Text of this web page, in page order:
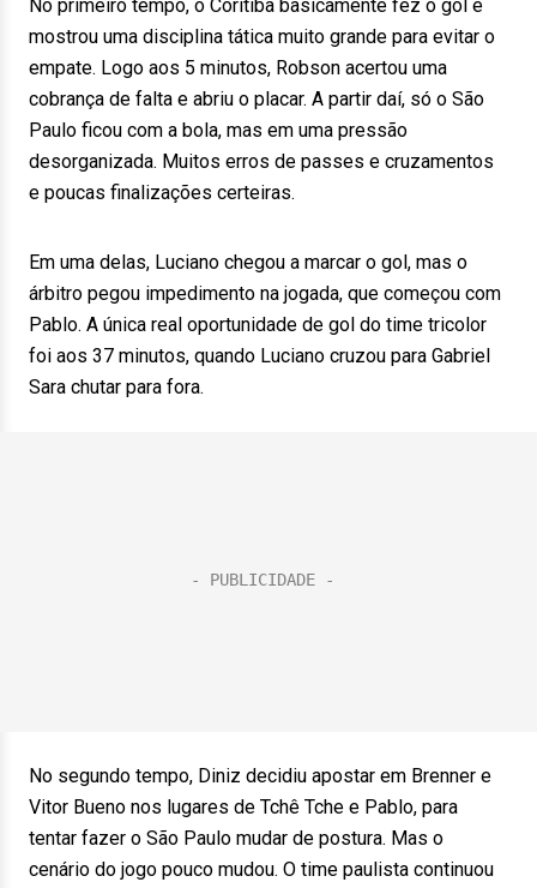
No primeiro tempo, o Coritiba basicamente fez o gol e
mostrou uma disciplina tática muito grande para evitar o
empate. Logo aos 5 minutos, Robson acertou uma
cobrança de falta e abriu o placar. A partir daí, só o São
Paulo ficou com a bola, mas em uma pressão
desorganizada. Muitos erros de passes e cruzamentos
e poucas finalizações certeiras.
Em uma delas, Luciano chegou a marcar o gol, mas o
árbitro pegou impedimento na jogada, que começou com
Pablo. A única real oportunidade de gol do time tricolor
foi aos 37 minutos, quando Luciano cruzou para Gabriel
Sara chutar para fora.
No segundo tempo, Diniz decidiu apostar em Brenner e
Vitor Bueno nos lugares de Tchê Tche e Pablo, para
tentar fazer o São Paulo mudar de postura. Mas o
cenário do jogo pouco mudou. O time paulista continuou